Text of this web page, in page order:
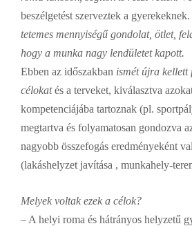
beszélgetést szerveztek a gyerekeknek.
tetemes mennyiségű gondolat, ötlet,
hogy a munka nagy lendületet kapott.
Ebben az időszakban ismét újra kellett
célokatés a terveket, kiválasztva
kompetenciájába tartoznak (pl.
megtartva és folyamatosan gondozva
nagyobb összefogás eredményeként
(lakáshelyzet javítása , munkahely-
Melyek voltak ezek a célok?
– A helyi roma és hátrányos helyzetű